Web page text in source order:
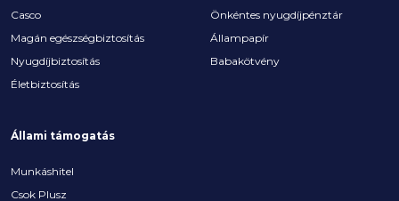
Casco
Magán egészségbiztosítás
Nyugdíjbiztosítás
Életbiztosítás
Önkéntes nyugdíjpénztár
Állampapír
Babakötvény
Állami támogatás
Munkáshitel
Csok Plusz